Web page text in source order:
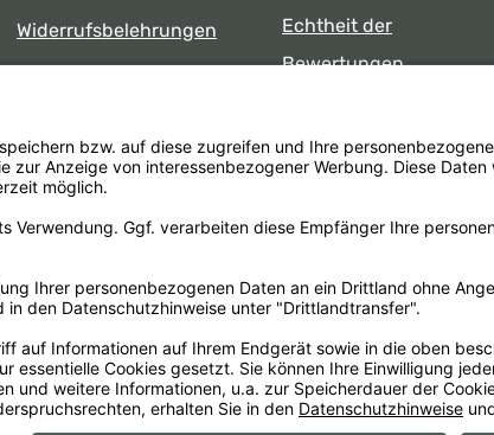
Widerrufsbelehrungen
Datenschutz
Echtheit der
Bewertungen
Laden